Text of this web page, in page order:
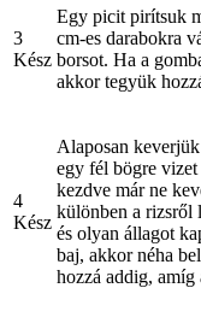
3
Kész
Egy picit pirítsuk
cm-es darabokra
borsot. Ha a
akkor tegyük
4
Kész
Alaposan
egy fél bögre
kezdve már ne
különben a rizsről
és olyan állagot
baj, akkor néha
hozzá addig, amíg